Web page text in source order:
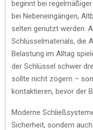
beginnt bei
bei Nebeneingängen,
selten genutzt werden.
Schlüsselmaterials, die
Belastung im Alltag
der Schlüssel schwer
sollte nicht zögern –
kontaktieren, bevor der
Moderne
Sicherheit, sondern